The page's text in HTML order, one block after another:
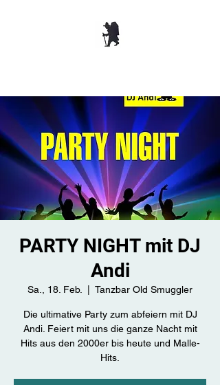
PARTY NIGHT mit DJ
Andi
Sa., 18. Feb. Tanzbar Old Smuggler
Die ultimative Party zum abfeiern mit DJ
Andi. Feiert mit uns die ganze Nacht mit
Hits aus den 2000er bis heute und Malle-
Hits.